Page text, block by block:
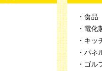
・食品
・電化
・キッ
・パネ
・ゴル